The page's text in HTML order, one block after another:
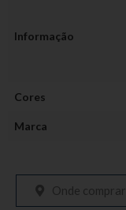
Informação
Cores
Marca
Onde comprar